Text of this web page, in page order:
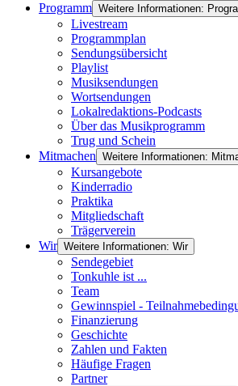
Programm Weitere Informationen:
Livestream
Programmplan
Sendungsübersicht
Playlist
Musiksendungen
Wortsendungen
Lokalredaktions-Podcasts
Über das Musikprogramm
Trug und Schein
Mitmachen Weitere Informationen:
Kursangebote
Kinderradio
Praktika
Mitgliedschaft
Trägerverein
Wir Weitere Informationen: Wir
Sendegebiet
Tonkuhle ist ...
Team
Gewinnspiel -
Finanzierung
Geschichte
Zahlen und Fakten
Häufige Fragen
Partner